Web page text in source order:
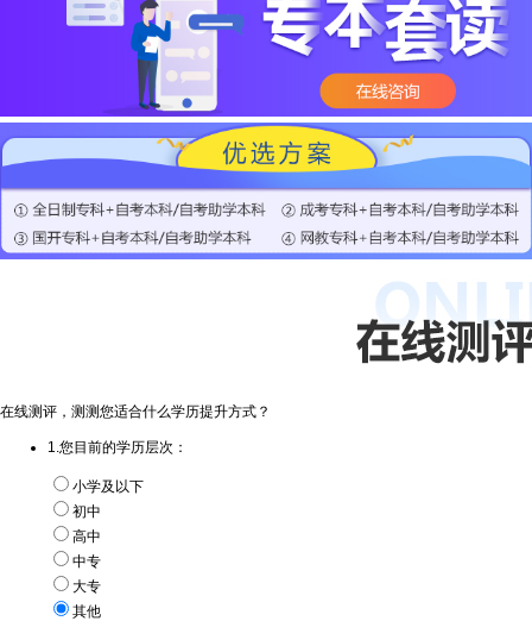
在线测评，测测您适合什么学历提升方式？
1.您目前的学历层次：
小学及以下
初中
高中
中专
大专
其他